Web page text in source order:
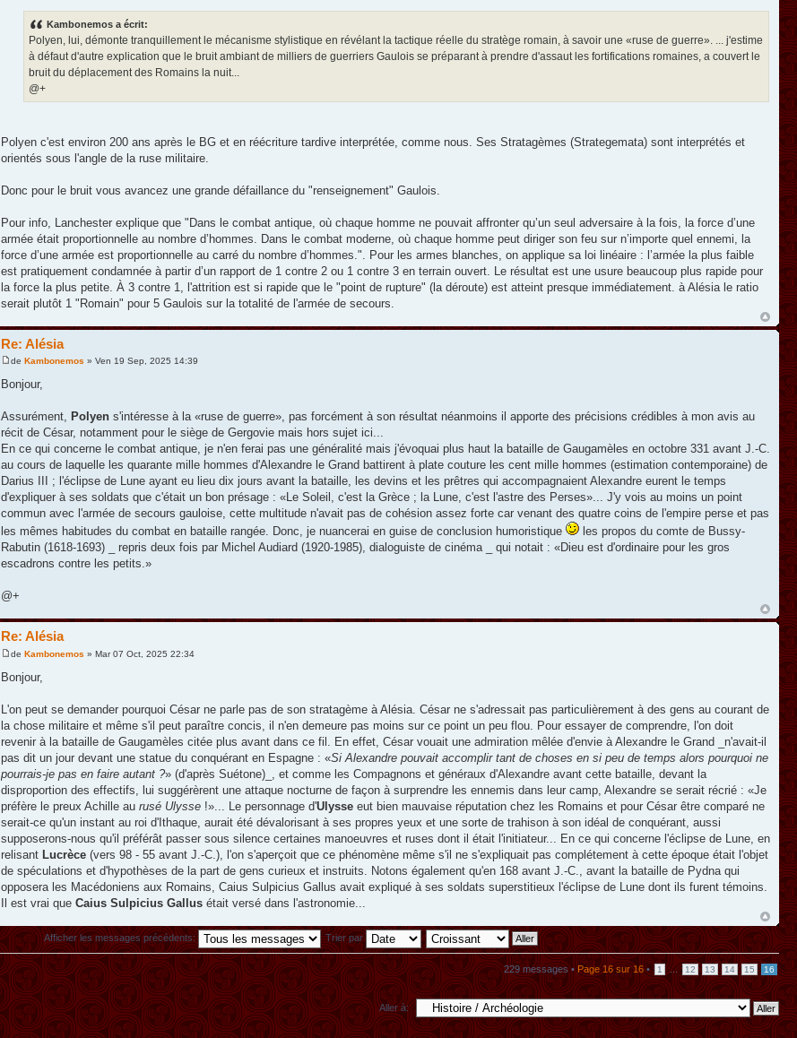
Kambonemos a écrit:
Polyen, lui, démonte tranquillement le mécanisme stylistique en révélant la tactique réelle du stratège romain, à savoir une «ruse de guerre». ... j'estime
à défaut d'autre explication que le bruit ambiant de milliers de guerriers Gaulois se préparant à prendre d'assaut les fortifications romaines, a couvert le
bruit du déplacement des Romains la nuit...
@+
Polyen c'est environ 200 ans après le BG et en réécriture tardive interprétée, comme nous. Ses Stratagèmes (Strategemata) sont interprétés et
orientés sous l'angle de la ruse militaire.
Donc pour le bruit vous avancez une grande défaillance du "renseignement" Gaulois.
Pour info, Lanchester explique que "Dans le combat antique, où chaque homme ne pouvait affronter qu’un seul adversaire à la fois, la force d’une
armée était proportionnelle au nombre d’hommes. Dans le combat moderne, où chaque homme peut diriger son feu sur n’importe quel ennemi, la
force d’une armée est proportionnelle au carré du nombre d’hommes.". Pour les armes blanches, on applique sa loi linéaire : l’armée la plus faible
est pratiquement condamnée à partir d’un rapport de 1 contre 2 ou 1 contre 3 en terrain ouvert. Le résultat est une usure beaucoup plus rapide pour
la force la plus petite. À 3 contre 1, l'attrition est si rapide que le "point de rupture" (la déroute) est atteint presque immédiatement. à Alésia le ratio
serait plutôt 1 "Romain" pour 5 Gaulois sur la totalité de l'armée de secours.
Re: Alésia
de Kambonemos » Ven 19 Sep, 2025 14:39
Bonjour,
Assurément, Polyen s'intéresse à la «ruse de guerre», pas forcément à son résultat néanmoins il apporte des précisions crédibles à mon avis au
récit de César, notamment pour le siège de Gergovie mais hors sujet ici...
En ce qui concerne le combat antique, je n'en ferai pas une généralité mais j'évoquai plus haut la bataille de Gaugamèles en octobre 331 avant J.-C.
au cours de laquelle les quarante mille hommes d'Alexandre le Grand battirent à plate couture les cent mille hommes (estimation contemporaine) de
Darius III ; l'éclipse de Lune ayant eu lieu dix jours avant la bataille, les devins et les prêtres qui accompagnaient Alexandre eurent le temps
d'expliquer à ses soldats que c'était un bon présage : «Le Soleil, c'est la Grèce ; la Lune, c'est l'astre des Perses»... J'y vois au moins un point
commun avec l'armée de secours gauloise, cette multitude n'avait pas de cohésion assez forte car venant des quatre coins de l'empire perse et pas
les mêmes habitudes du combat en bataille rangée. Donc, je nuancerai en guise de conclusion humoristique
les propos du comte de Bussy-
Rabutin (1618-1693) _ repris deux fois par Michel Audiard (1920-1985), dialoguiste de cinéma _ qui notait : «Dieu est d'ordinaire pour les gros
escadrons contre les petits.»
@+
Re: Alésia
de Kambonemos » Mar 07 Oct, 2025 22:34
Bonjour,
L'on peut se demander pourquoi César ne parle pas de son stratagème à Alésia. César ne s'adressait pas particulièrement à des gens au courant de
la chose militaire et même s'il peut paraître concis, il n'en demeure pas moins sur ce point un peu flou. Pour essayer de comprendre, l'on doit
revenir à la bataille de Gaugamèles citée plus avant dans ce fil. En effet, César vouait une admiration mêlée d'envie à Alexandre le Grand _n'avait-il
pas dit un jour devant une statue du conquérant en Espagne : «Si Alexandre pouvait accomplir tant de choses en si peu de temps alors pourquoi ne
pourrais-je pas en faire autant ?» (d'après Suétone)_, et comme les Compagnons et généraux d'Alexandre avant cette bataille, devant la
disproportion des effectifs, lui suggérèrent une attaque nocturne de façon à surprendre les ennemis dans leur camp, Alexandre se serait récrié : «Je
préfère le preux Achille au rusé Ulysse!»... Le personnage d'Ulysseeut bien mauvaise réputation chez les Romains et pour César être comparé ne
serait-ce qu'un instant au roi d'Ithaque, aurait été dévalorisant à ses propres yeux et une sorte de trahison à son idéal de conquérant, aussi
supposerons-nous qu'il préférât passer sous silence certaines manoeuvres et ruses dont il était l'initiateur... En ce qui concerne l'éclipse de Lune, en
relisantLucrèce (vers 98 - 55 avant J.-C.), l'on s'aperçoit que ce phénomène même s'il ne s'expliquait pas complétement à cette époque était l'objet
de spéculations et d'hypothèses de la part de gens curieux et instruits. Notons également qu'en 168 avant J.-C., avant la bataille de Pydna qui
opposera les Macédoniens aux Romains, Caius Sulpicius Gallus avait expliqué à ses soldats superstitieux l'éclipse de Lune dont ils furent témoins.
Il est vrai que Caius Sulpicius Gallusétait versé dans l'astronomie...
Afficher les messages précédents: Trier par
229 messages •Page16sur16• 1 ... 12 13 14 15 16
Aller à: